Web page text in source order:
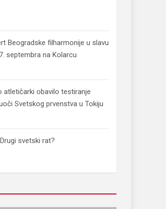
Beogradske filharmonije u slavu
septembra na Kolarcu
atletičarki obavilo testiranje
Svetskog prvenstva u Tokiju
svetski rat?